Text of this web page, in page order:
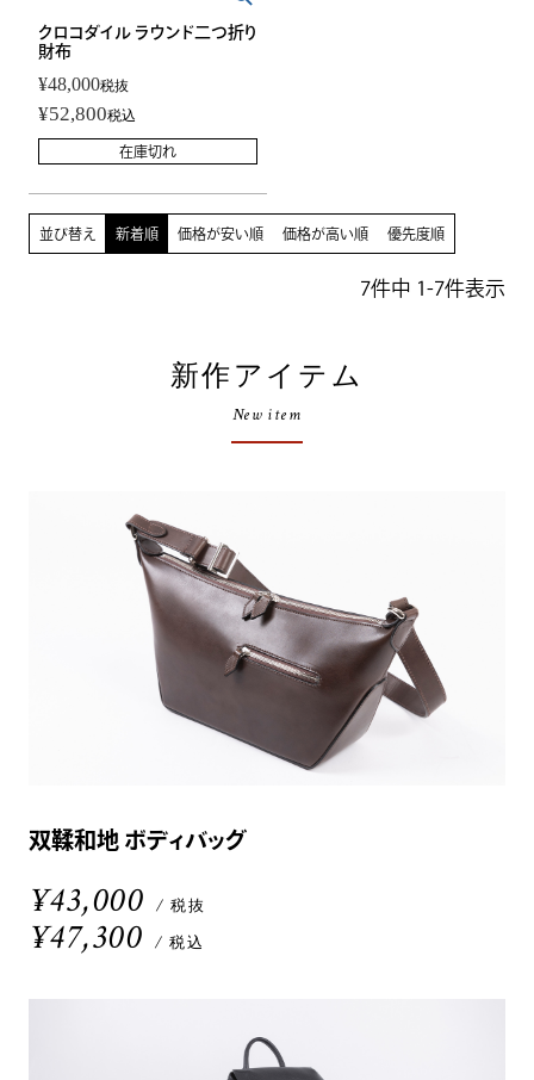
クロコダイル ラウンド二つ折り
財布
¥48,000税抜
¥52,800税込
在庫切れ
並び替え 新着順 価格が安い順 価格が高い順 優先度順
7件中 1-7件表示
新作アイテム
New item
双鞣和地 ボディバッグ
¥43,000 / 税抜
¥47,300 / 税込